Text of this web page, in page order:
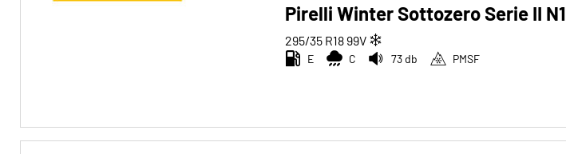
Pirelli Winter Sottozero Serie II N1
295/35 R18 99V
E C 73 db PMSF